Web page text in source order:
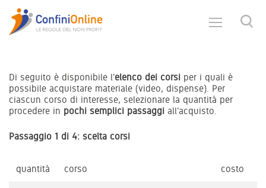
Di seguito è disponibile l'elenco dei corsi per i quali è
possibile acquistare materiale (video, dispense). Per
ciascun corso di interesse, selezionare la quantità per
procedere in pochi semplici passaggi all'acquisto.
Passaggio 1 di 4: scelta corsi
quantità corso costo